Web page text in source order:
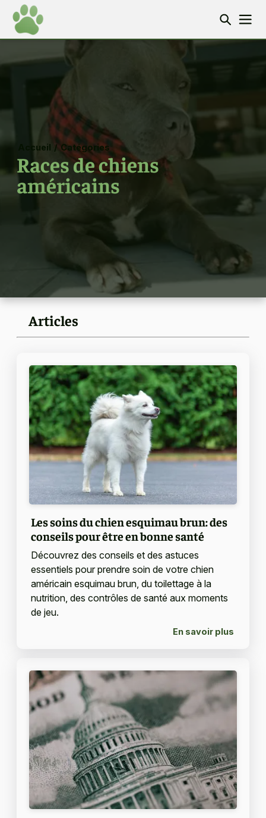
Accueil / Catégories
Races de chiens
américains
Articles
Les soins du chien esquimau brun: des
conseils pour être en bonne santé
Découvrez des conseils et des astuces
essentiels pour prendre soin de votre chien
américain esquimau brun, du toilettage à la
nutrition, des contrôles de santé aux moments
de jeu.
En savoir plus